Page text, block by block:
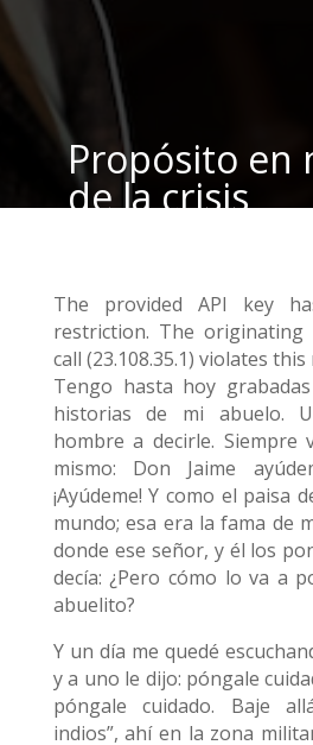
Propósito en
de la crisis
The provided API key
restriction. The
call (23.108.35.1) violates
Tengo hasta hoy
historias de mi abuelo.
hombre a decirle. Siempre
mismo: Don Jaime
¡Ayúdeme! Y como el paisa
mundo; esa era la fama de
donde ese señor, y él los
decía: ¿Pero cómo lo va a
abuelito?
Y un día me quedé
y a uno le dijo: póngale
póngale cuidado. Baje
indios”, ahí en la zona